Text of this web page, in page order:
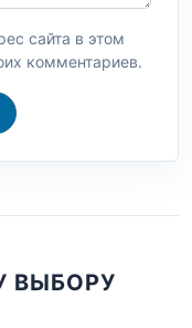
сайта в этом
комментариев.
ВЫБОРУ